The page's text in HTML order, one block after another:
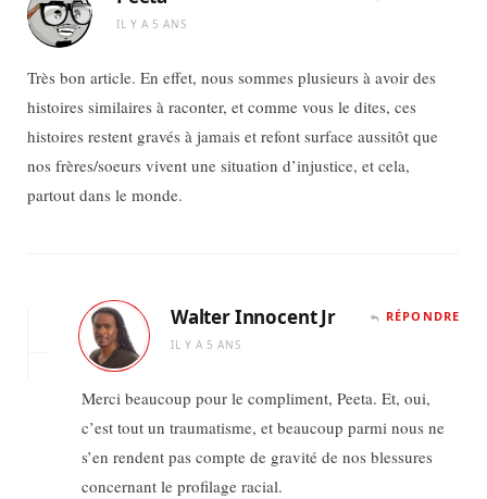
IL Y A 5 ANS
Très bon article. En effet, nous sommes plusieurs à avoir des
histoires similaires à raconter, et comme vous le dites, ces
histoires restent gravés à jamais et refont surface aussitôt que
nos frères/soeurs vivent une situation d’injustice, et cela,
partout dans le monde.
Walter Innocent Jr
IL Y A 5 ANS
RÉPONDRE
Merci beaucoup pour le compliment, Peeta. Et, oui,
c’est tout un traumatisme, et beaucoup parmi nous ne
s’en rendent pas compte de gravité de nos blessures
concernant le profilage racial.